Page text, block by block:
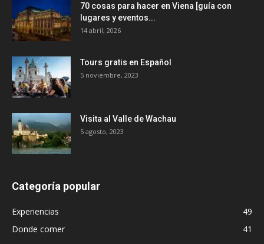
70 cosas para hacer en Viena [guía con
lugares y eventos...
14 abril, 2026
Tours gratis en Español
5 noviembre, 2023
Visita al Valle de Wachau
5 agosto, 2023
Categoría popular
Experiencias
49
Donde comer
41